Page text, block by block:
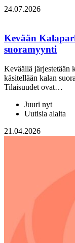
24.07.2026
Kevään
suoramyynti
Keväällä järjestetään
käsitellään kalan
Tilaisuudet ovat…
Juuri nyt
Uutisia alalta
21.04.2026